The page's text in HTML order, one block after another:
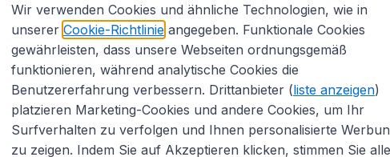
Flugladen.at
Über Flugladen.at
Rechtliche Informationen
Impressum
Partnerprogramm
Stellenangebote
Wir verwenden Cookies und ähnliche Technologien, wie in
unserer Cookie-Richtlinieangegeben. Funktionale Cookies
gewährleisten, dass unsere Webseiten ordnungsgemäß
funktionieren, während analytische Cookies die
Benutzererfahrung verbessern. Drittanbieter (liste anzeigen)
platzieren Marketing-Cookies und andere Cookies, um Ihr
Surfverhalten zu verfolgen und Ihnen personalisierte
zu zeigen. Indem Sie auf Akzeptieren klicken, stimmen Sie